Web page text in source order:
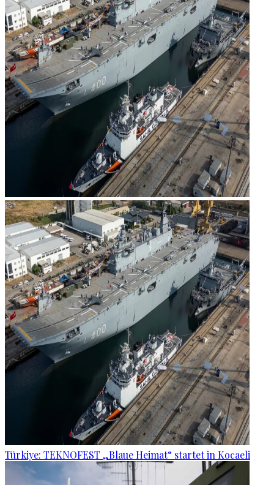
Türkiye: TEKNOFEST „Blaue Heimat“ startet in Kocaeli